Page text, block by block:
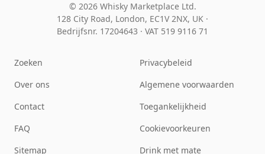
© 2026 Whisky Marketplace Ltd.
128 City Road, London, EC1V 2NX, UK ·
Bedrijfsnr. 17204643 · VAT 519 9116 71
Zoeken
Over ons
Contact
FAQ
Sitemap
Privacybeleid
Algemene voorwaarden
Toegankelijkheid
Cookievoorkeuren
Drink met mate